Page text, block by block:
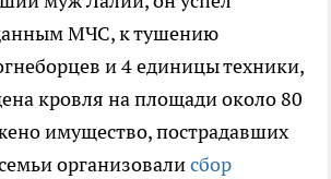
МЧС, к тушению
и 4 единицы техники,
кровля на площади около 80
имущество, пострадавших
организовалисбор